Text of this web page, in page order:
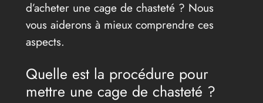
d’acheter une cage de chasteté ? Nous
vous aiderons à mieux comprendre ces
aspects.
Quelle est la procédure pour
mettre une cage de chasteté ?